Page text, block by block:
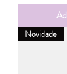
Novidade